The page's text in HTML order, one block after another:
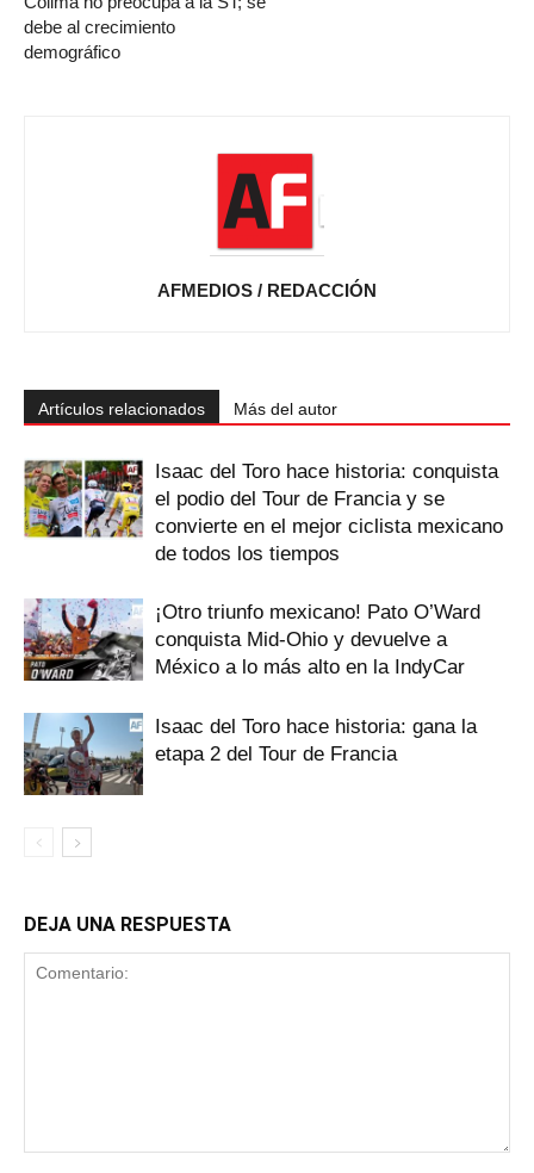
debe al crecimiento
demográfico
AFMEDIOS / REDACCIÓN
Artículos relacionados Más del autor
Isaac del Toro hace historia: conquista
el podio del Tour de Francia y se
convierte en el mejor ciclista mexicano
de todos los tiempos
¡Otro triunfo mexicano! Pato O’Ward
conquista Mid-Ohio y devuelve a
México a lo más alto en la IndyCar
Isaac del Toro hace historia: gana la
etapa 2 del Tour de Francia
DEJA UNA RESPUESTA